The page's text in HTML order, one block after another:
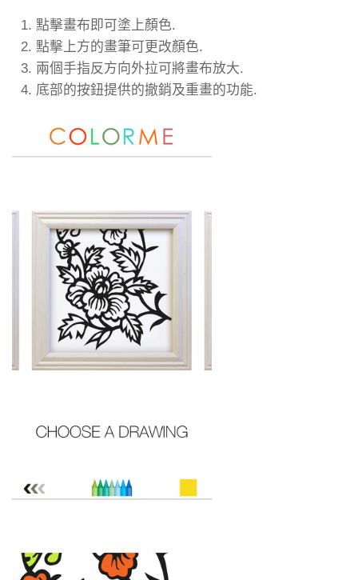
點擊畫布即可塗上顏色.
點擊上方的畫筆可更改顏色.
兩個手指反方向外拉可將畫布放大.
底部的按鈕提供的撤銷及重畫的功能.